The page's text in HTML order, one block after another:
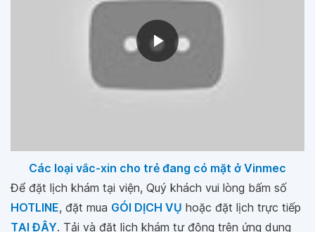
Các loại vắc-xin cho trẻ đang có mặt ở Vinmec
Để đặt lịch khám tại viện, Quý khách vui lòng bấm số
HOTLINE, đặt mua GÓI DỊCH VỤ hoặc đặt lịch trực tiếp
TẠI ĐÂY. Tải và đặt lịch khám tự động trên ứng dụng